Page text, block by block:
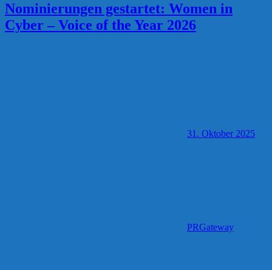
Nominierungen gestartet: Women in
Cyber – Voice of the Year 2026
31. Oktober 2025
PRGateway